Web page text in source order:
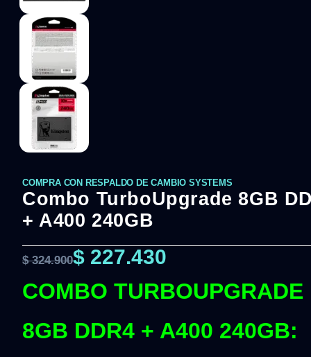
COMPRA CON RESPALDO DE CAMBIO SYSTEMS
Combo TurboUpgrade 8GB
+ A400 240GB
$324.900$ 227.430
COMBO TURBOUPGRADE
8GB DDR4 + A400 240GB: